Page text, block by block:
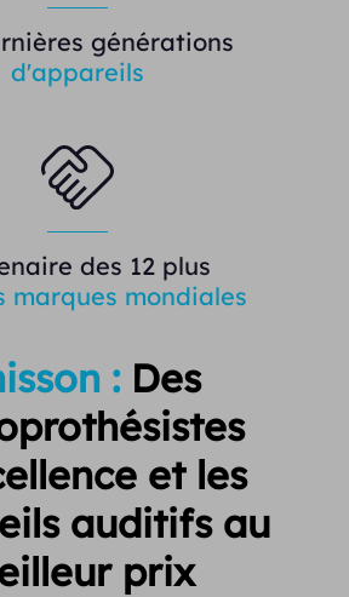
générations
d'appareils
des 12 plus
marques mondiales
: Des
etles
auditifs au
prix